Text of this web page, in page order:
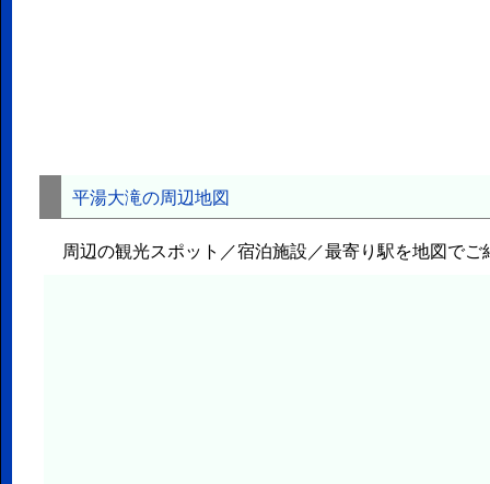
平湯大滝の周辺地図
周辺の観光スポット／宿泊施設／最寄り駅を地図でご